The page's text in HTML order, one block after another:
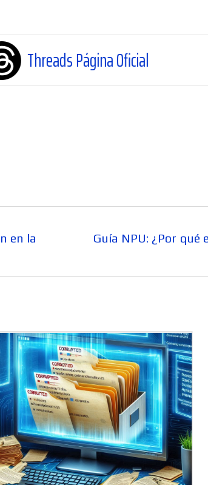
Oficial WhatsApp
en la
Entrada
Guía NPU: ¿Por